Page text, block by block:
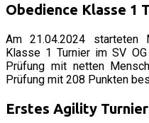
Obedience Klasse 1
Am 21.04.2024 starteten
Klasse 1 Turnier im SV
Prüfung mit netten
Prüfung mit 208 Punkten
Erstes Agility